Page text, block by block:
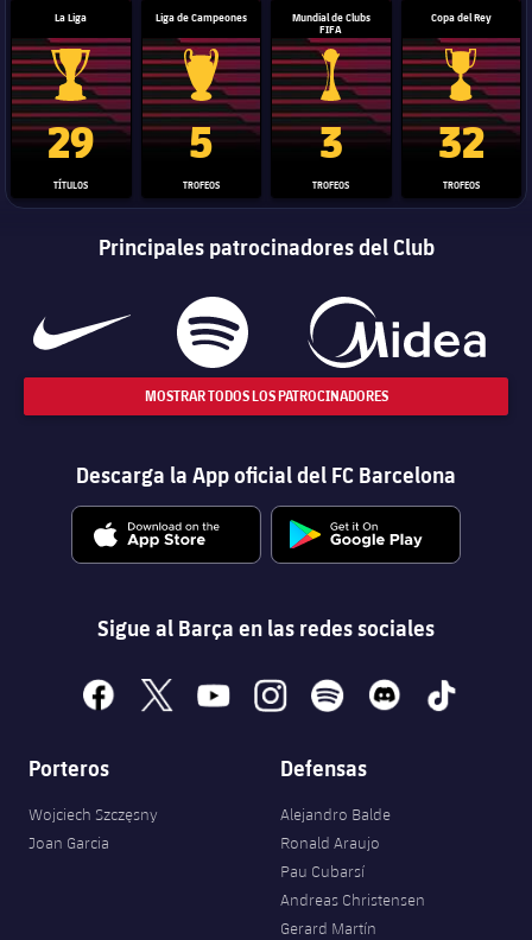
La Liga
Trofeo de La Liga
29
TÍTULOS
Liga de Campeones
Trofeo de la Liga de Campeones
5
TROFEOS
Mundial de Clubs
FIFA
Trofeo del Mundial de
3
TROFEOS
Copa del Rey
Copa del
32
TROFEOS
Principales patrocinadores del Club
MOSTRAR TODOS LOS PATROCINADORES
Descarga la App oficial del FC Barcelona
Sigue al Barça en las redes sociales
facebook
x youtubeinstagramspotify discord tiktok
Porteros
Wojciech Szczęsny
Joan Garcia
Defensas
Alejandro Balde
Ronald Araujo
Pau Cubarsí
Andreas Christensen
Gerard Martín